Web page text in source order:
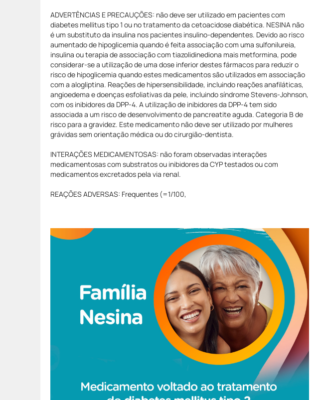
ADVERTÊNCIAS E PRECAUÇÕES: não deve ser utilizado em pacientes com
diabetes mellitus tipo 1 ou no tratamento da cetoacidose diabética. NESINA não
é um substituto da insulina nos pacientes insulino-dependentes. Devido ao risco
aumentado de hipoglicemia quando é feita associação com uma sulfonilureia,
insulina ou terapia de associação com tiazolidinediona mais metformina, pode
considerar-se a utilização de uma dose inferior destes fármacos para reduzir o
risco de hipoglicemia quando estes medicamentos são utilizados em associação
com a alogliptina. Reações de hipersensibilidade, incluindo reações anafiláticas,
angioedema e doenças esfoliativas da pele, incluindo síndrome Stevens-Johnson,
com os inibidores da DPP-4. A utilização de inibidores da DPP-4 tem sido
associada a um risco de desenvolvimento de pancreatite aguda. Categoria B de
risco para a gravidez. Este medicamento não deve ser utilizado por mulheres
grávidas sem orientação médica ou do cirurgião-dentista.
INTERAÇÕES MEDICAMENTOSAS: não foram observadas interações
medicamentosas com substratos ou inibidores da CYP testados ou com
medicamentos excretados pela via renal.
REAÇÕES ADVERSAS: Frequentes (=1/100,